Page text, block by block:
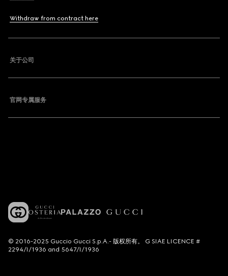
Withdraw from contract here
关于公司
官网专属服务
© 2016-2025 Guccio Gucci S.p.A.- 版权所有。 G SIAE LICENCE #
2294/I/1936 and 5647/I/1936